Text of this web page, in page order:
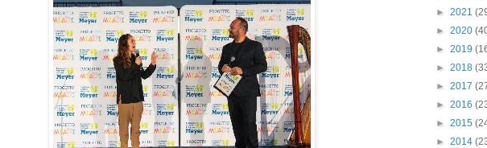
► 2021
► 2020
► 2019
► 2018
► 2017
► 2016
► 2015
► 2014